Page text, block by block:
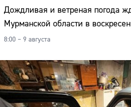
Дождливая и ветреная погода
Мурманской области в
8:00 – 9 августа